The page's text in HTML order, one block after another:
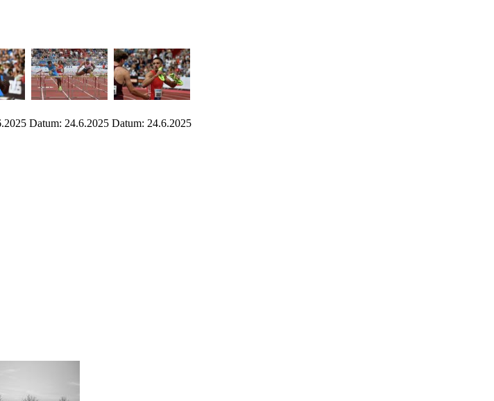
Datum: 24.6.2025 Datum: 24.6.2025